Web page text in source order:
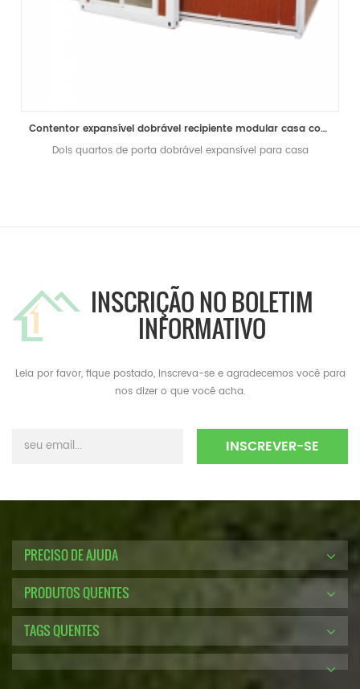
Contentor expansível dobrável recipiente modular casa com dois quartos pré-fabricados à venda
Dois quartos de porta dobrável expansível para casa
INSCRIÇÃO NO BOLETIM
INFORMATIVO
Leia por favor, fique postado, inscreva-se e agradecemos você para
nos dizer o que você acha.
PRECISO DE AJUDA
PRODUTOS QUENTES
TAGS QUENTES